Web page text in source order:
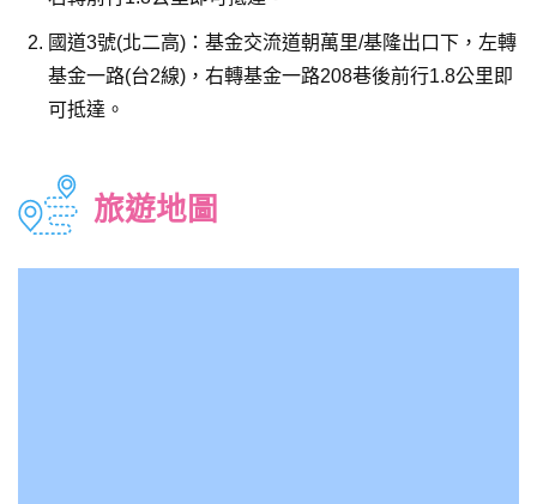
國道3號(北二高)：基金交流道朝萬里/基隆出口下，左轉
基金一路(台2線)，右轉基金一路208巷後前行1.8公里即
可抵達。
旅遊地圖